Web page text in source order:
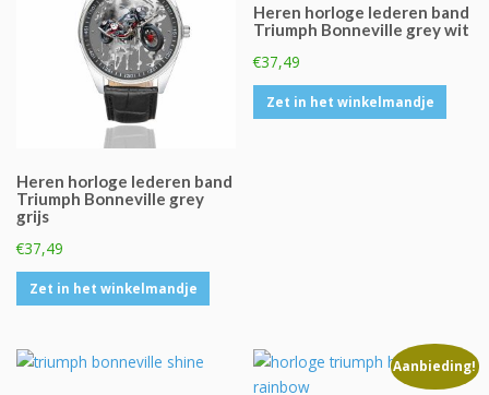
Heren horloge lederen band
Triumph Bonneville grey
grijs
€37,49
Zet in het winkelmandje
Heren horloge lederen band
Triumph Bonneville grey wit
€37,49
Zet in het winkelmandje
Aanbieding!